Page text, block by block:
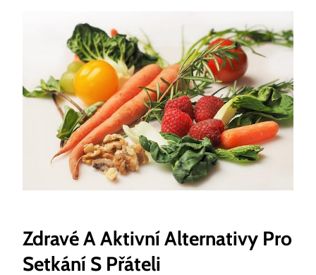
Zdravé A Aktivní Alternativy Pro
Setkání S Přáteli